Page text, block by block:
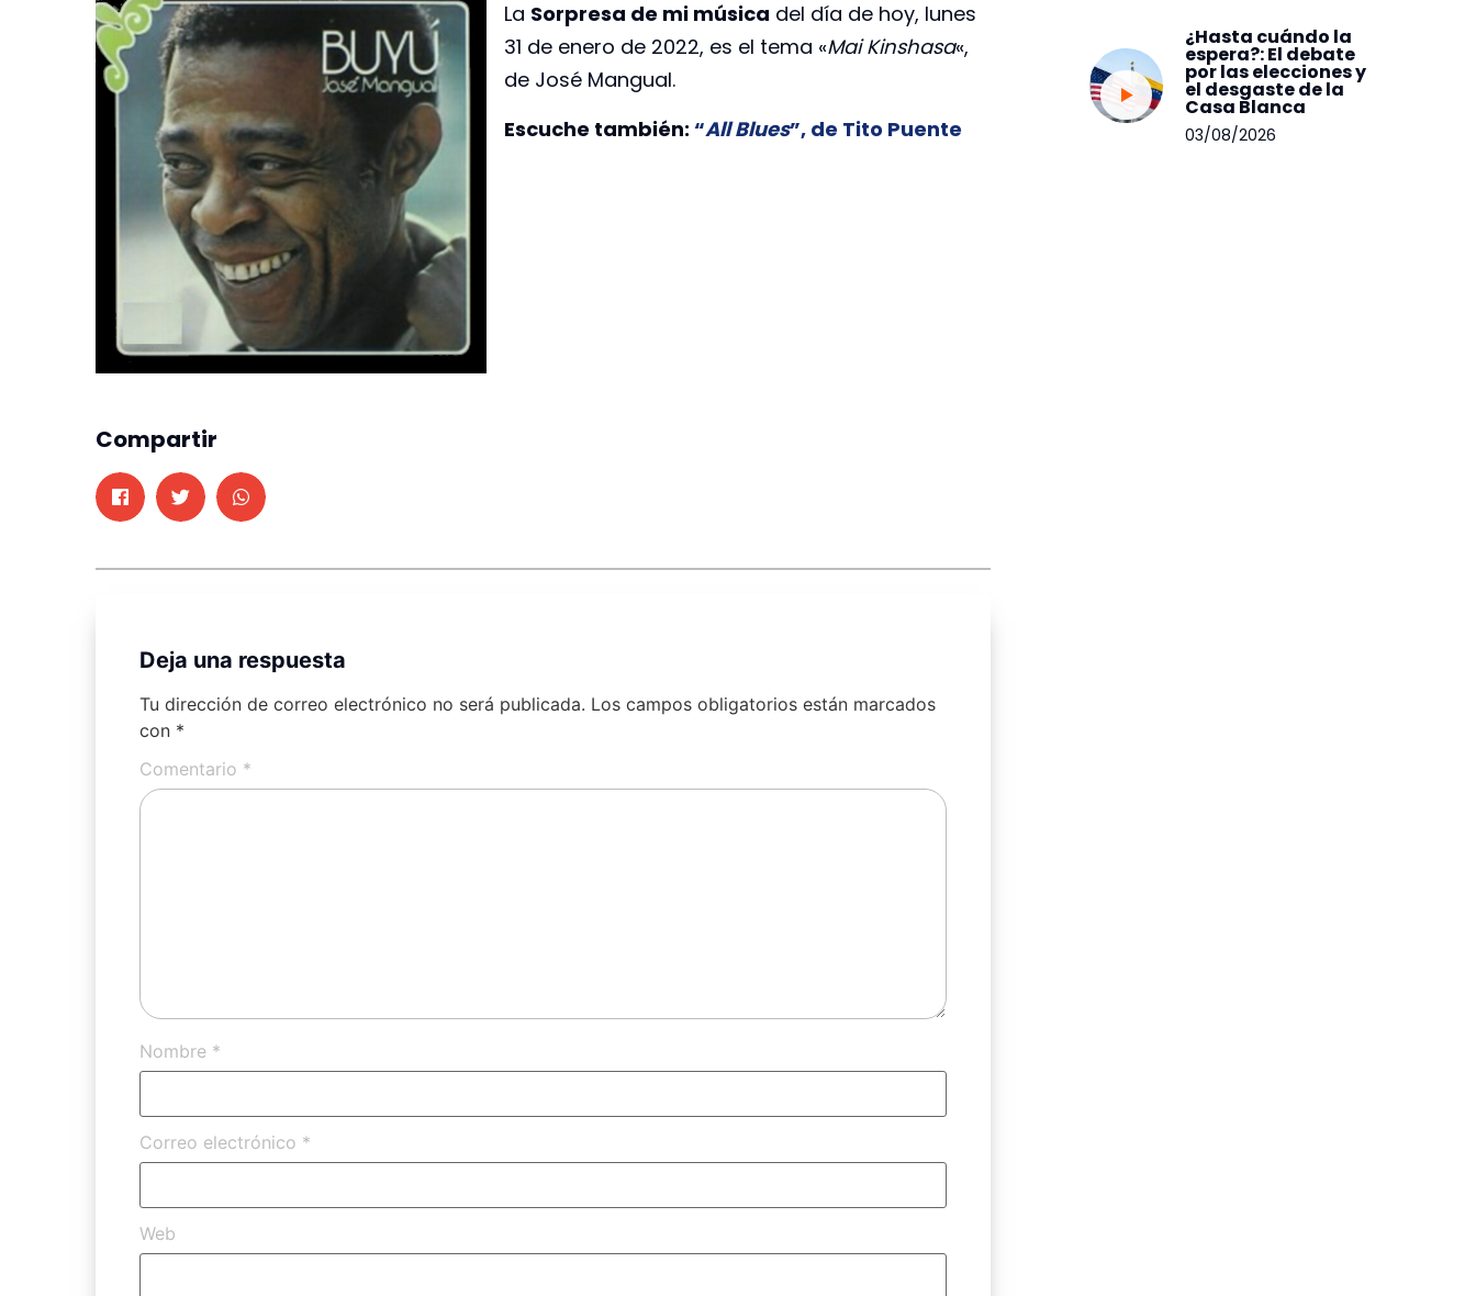
La Sorpresa de mi música del día de hoy, lunes
31 de enero de 2022, es el tema «Mai Kinshasa«,
de José Mangual.
Escuche también: “All Blues”, de Tito Puente
Compartir
Deja una respuesta
Tu dirección de correo electrónico no será publicada. Los campos obligatorios están marcados
con *
Comentario *
Nombre *
Correo electrónico *
Web
¿Hasta cuándo la
espera?: El debate
por las elecciones y
el desgaste de la
Casa Blanca
03/08/2026